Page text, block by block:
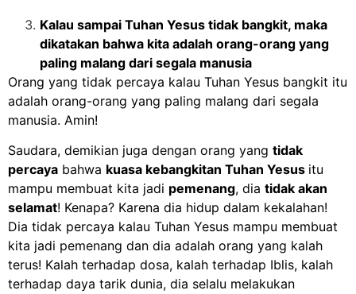
Kalau sampai Tuhan Yesus tidak bangkit, maka
dikatakan bahwa kita adalah orang-orang yang
paling malang dari segala manusia
Orang yang tidak percaya kalau Tuhan Yesus bangkit itu
adalah orang-orang yang paling malang dari segala
manusia. Amin!
Saudara, demikian juga dengan orang yang tidak
percaya bahwa kuasa kebangkitan Tuhan Yesus itu
mampu membuat kita jadi pemenang, dia tidak akan
selamat! Kenapa? Karena dia hidup dalam kekalahan!
Dia tidak percaya kalau Tuhan Yesus mampu membuat
kita jadi pemenang dan dia adalah orang yang kalah
terus! Kalah terhadap dosa, kalah terhadap Iblis, kalah
terhadap daya tarik dunia, dia selalu melakukan